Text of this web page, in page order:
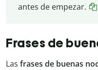
antes de empezar.
Frases de
Las frases de buenas